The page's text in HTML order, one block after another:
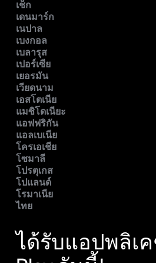
เช็ก
เดนมาร์ก
เนปาล
เบงกอล
เบลารุส
เปอร์เซีย
เยอรมัน
เวียดนาม
เอสโตเนีย
แมซิโดเนียะ
แอฟฟริกัน
แอลเบเนีย
โครเอเชีย
โซมาลี
โปรตุเกส
โปแลนด์
โรมาเนีย
ไทย
ได้รับแอปพลิเค